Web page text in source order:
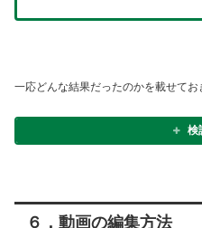
一応どんな結果だったのかを載せてお
検
６．動画の編集方法